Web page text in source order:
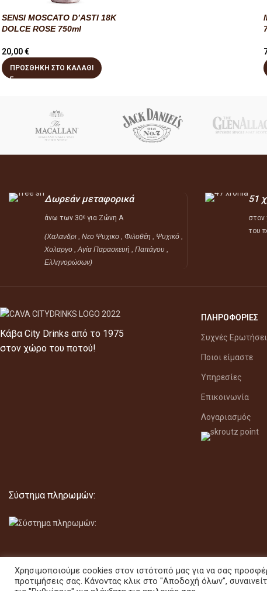
SENSI MOSCATO D’ASTI 18K
DOLCE ROSE 750ml
20,00€
ΠΡΟΣΘΉΚΗ ΣΤΟ ΚΑΛΆΘΙ
Δωρεάν μεταφορικά
άνω των 30ε για Ζώνη Α
(Χαλανδρι , Νεο Ψυχικο , Φιλοθέη ,
Ψυχικό ,
Χολαργο , Αγία Παρασκευή , Παπάγου ,
Ελληνορώσων)
51
του
Κάβα City Drinks από το 1975
στον χώρο του ποτού!
ΠΛΗΡΟΦΟΡΙΕΣ
Συχνές
Ποιοι είμαστε
Υπηρεσίες
Επικοινωνία
Λογαριασμός
Σύστημα πληρωμών:
Χρησιμοποιούμε cookies στον ιστότοπό μας για να σας
προτιμήσεις σας. Κάνοντας κλικ στο "Αποδοχή όλων",